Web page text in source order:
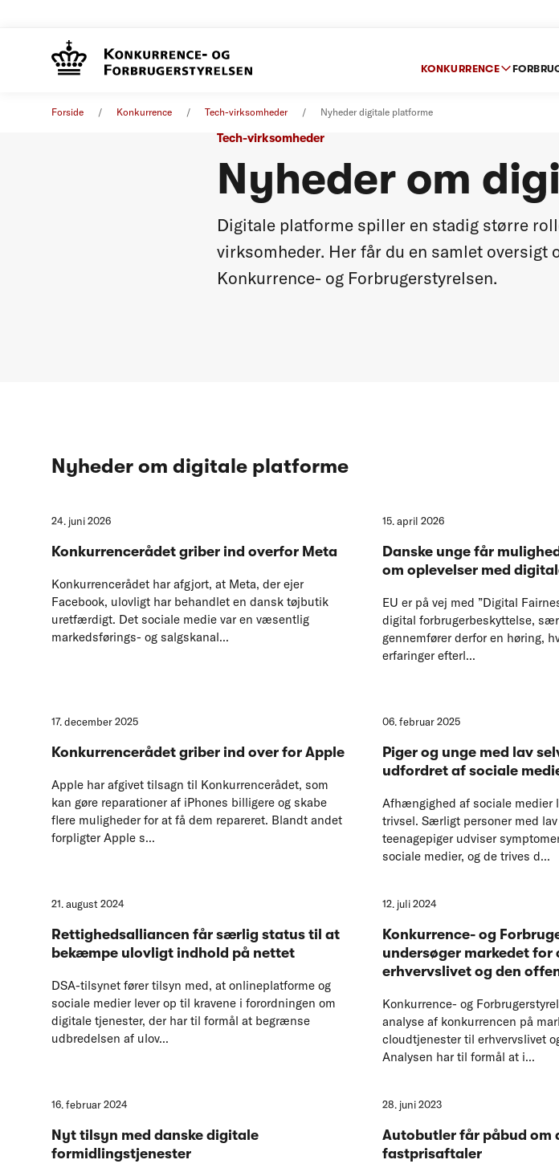
KONKURRENCE
Forside Konkurrence Tech-virksomheder Nyheder digitale platforme
Tech-virksomheder
Nyheder om
Digitale platforme spiller en stadig større
virksomheder. Her får du en samlet oversigt
Konkurrence- og Forbrugerstyrelsen.
Nyheder om digitale platforme
24. juni 2026
Konkurrencerådet griber ind overfor Meta
Konkurrencerådet har afgjort, at Meta, der ejer
Facebook, ulovligt har behandlet en dansk tøjbutik
uretfærdigt. Det sociale medie var en væsentlig
markedsførings- og salgskanal...
15. april 2026
Danske unge får
om oplevelser med
EU er på vej med ”Digital
digital forbrugerbeskyttelse,
gennemfører derfor en høring,
erfaringer efterl...
17. december 2025
Konkurrencerådet griber ind over for Apple
Apple har afgivet tilsagn til Konkurrencerådet, som
kan gøre reparationer af iPhones billigere og skabe
flere muligheder for at få dem repareret. Blandt andet
forpligter Apple s...
06. februar 2025
Piger og unge med lav
udfordret af sociale
Afhængighed af sociale medier
trivsel. Særligt personer med
teenagepiger udviser
sociale medier, og de trives d...
21. august 2024
Rettighedsalliancen får særlig status til at
bekæmpe ulovligt indhold på nettet
DSA-tilsynet fører tilsyn med, at onlineplatforme og
sociale medier lever op til kravene i forordningen om
digitale tjenester, der har til formål at begrænse
udbredelsen af ulov...
12. juli 2024
Konkurrence- og
undersøger markedet
erhvervslivet og den
Konkurrence- og
analyse af konkurrencen på
cloudtjenester til erhvervslivet
Analysen har til formål at i...
16. februar 2024
Nyt tilsyn med danske digitale
formidlingstjenester
28. juni 2023
Autobutler får påbud om
fastprisaftaler